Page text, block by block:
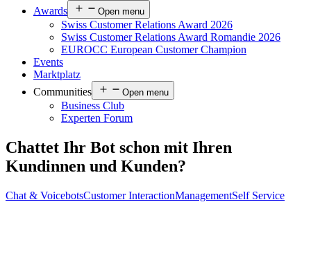
Awards
Open menu
Swiss Customer Relations Award 2026
Swiss Customer Relations Award Romandie 2026
EUROCC European Customer Champion
Events
Marktplatz
Communities
Open menu
Business Club
Experten Forum
Chattet Ihr Bot schon mit Ihren
Kundinnen und Kunden?
Chat & VoicebotsCustomer InteractionManagementSelf Service